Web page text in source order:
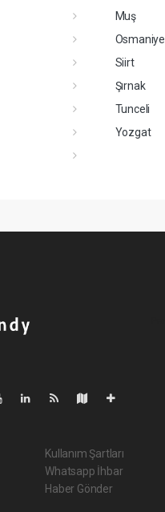
Muş
Osmaniye
Siirt
Şırnak
Tunceli
Yozgat
Kullanım Şartları
Whatsapp İhbar
Haber Gönder